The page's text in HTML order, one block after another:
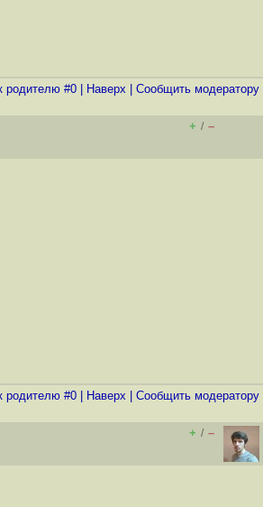
родителю #0 Наверх Cообщить модератору
+ / –
родителю #0 Наверх Cообщить модератору
+ / –